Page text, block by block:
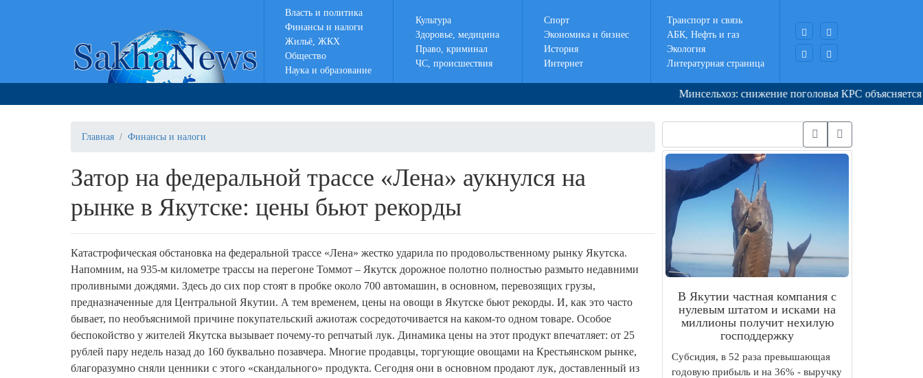
Власть и политика
Финансы и налоги
Жильё, ЖКХ
Общество
Наука и образование
Культура
Здоровье, медицина
Право, криминал
ЧС, происшествия
Спорт
Экономика и бизнес
История
Интернет
Транспорт и связь
АБК, Нефть и газ
Экология
Литературная страница
Минсельхоз: снижение поголовья КРС объясняется
Главная Финансы и налоги
Затор на федеральной трассе «Лена» аукнулся на
рынке в Якутске: цены бьют рекорды
Катастрофическая обстановка на федеральной трассе «Лена» жестко ударила по продовольственному рынку Якутска.
Напомним, на 935-м километре трассы на перегоне Томмот – Якутск дорожное полотно полностью размыто недавними
проливными дождями. Здесь до сих пор стоят в пробке около 700 автомашин, в основном, перевозящих грузы,
предназначенные для Центральной Якутии. А тем временем, цены на овощи в Якутске бьют рекорды. И, как это часто
бывает, по необъяснимой причине покупательский ажиотаж сосредоточивается на каком-то одном товаре. Особое
беспокойство у жителей Якутска вызывает почему-то репчатый лук. Динамика цены на этот продукт впечатляет: от 25
рублей пару недель назад до 160 буквально позавчера. Многие продавцы, торгующие овощами на Крестьянском рынке,
благоразумно сняли ценники с этого «скандального» продукта. Сегодня они в основном продают лук, доставленный из
В Якутии частная компания с
нулевым штатом и исками на
миллионы получит нехилую
господдержку
Субсидия, в 52 раза превышающая
годовую прибыль и на 36% - выручку